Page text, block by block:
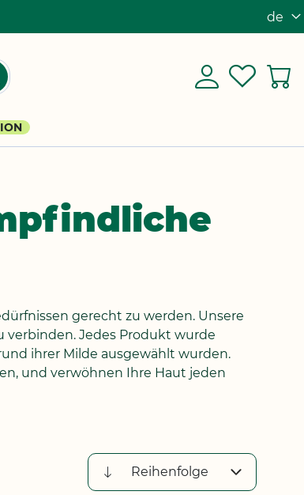
de
Suchen
Mein
Konto
Einloggen
My
gerecht zu werden. Unsere
verbinden. Jedes Produkt wurde
ihrer Milde ausgewählt wurden.
und verwöhnen Ihre Haut jeden
Absteigend